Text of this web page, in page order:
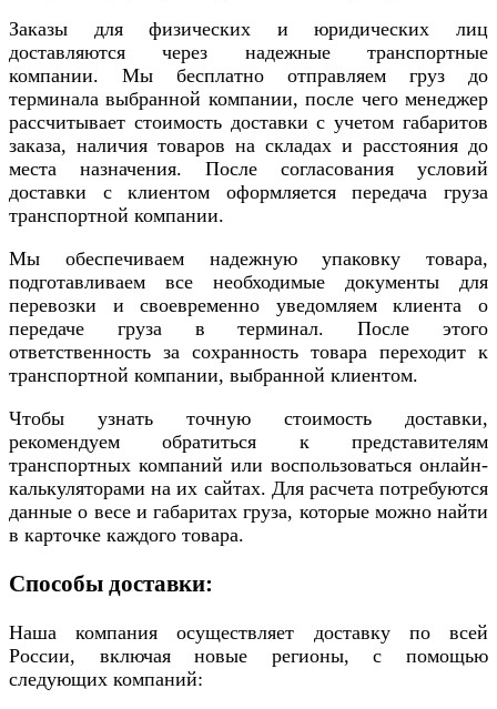
Заказы для физических и юридических лиц
доставляются через надежные транспортные
компании. Мы бесплатно отправляем груз до
терминала выбранной компании, после чего менеджер
рассчитывает стоимость доставки с учетом габаритов
заказа, наличия товаров на складах и расстояния до
места назначения. После согласования условий
доставки с клиентом оформляется передача груза
транспортной компании.
Мы обеспечиваем надежную упаковку товара,
подготавливаем все необходимые документы для
перевозки и своевременно уведомляем клиента о
передаче груза в терминал. После этого
ответственность за сохранность товара переходит к
транспортной компании, выбранной клиентом.
Чтобы узнать точную стоимость доставки,
рекомендуем обратиться к представителям
транспортных компаний или воспользоваться онлайн-
калькуляторами на их сайтах. Для расчета потребуются
данные о весе и габаритах груза, которые можно найти
в карточке каждого товара.
Способы доставки:
Наша компания осуществляет доставку по всей
России, включая новые регионы, с помощью
следующих компаний: